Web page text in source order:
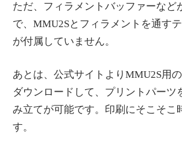
ただ、フィラメントバッファーなど
で、MMU2Sとフィラメントを通す
が付属していません。
あとは、公式サイトよりMMU2S用
ダウンロードして、プリントパーツ
み立てが可能です。印刷にそこそこ
す。